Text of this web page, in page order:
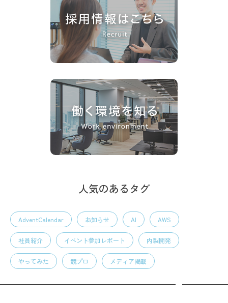
人気のあるタグ
AdventCalendar お知らせ AI AWS
社員紹介 イベント参加レポート 内製開発
やってみた 競プロ メディア掲載